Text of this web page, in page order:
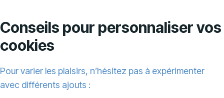
Conseils pour personnaliser vos
cookies
Pour varier les plaisirs, n’hésitez pas à expérimenter
avec différents ajouts :